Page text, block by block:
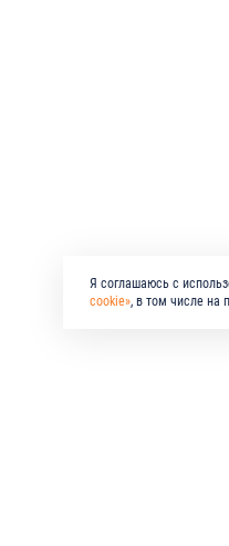
Я соглашаюсь с
cookie», в том числе на